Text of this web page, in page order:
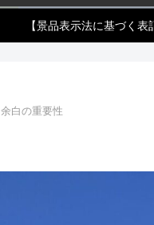
【景品表示法に基づく
余白の重要性